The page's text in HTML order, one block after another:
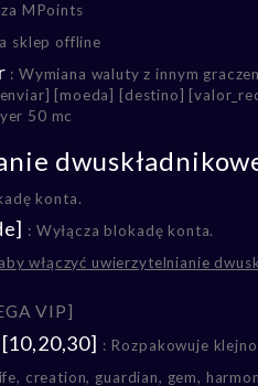
MPoints
sklep offline
: Wymiana waluty z innym
[moeda] [destino]
50 mc
konta.
: Wyłącza blokadę konta.
włączyć uwierzytelnianie
VIP]
: Rozpakowuje
creation, guardian, gem,